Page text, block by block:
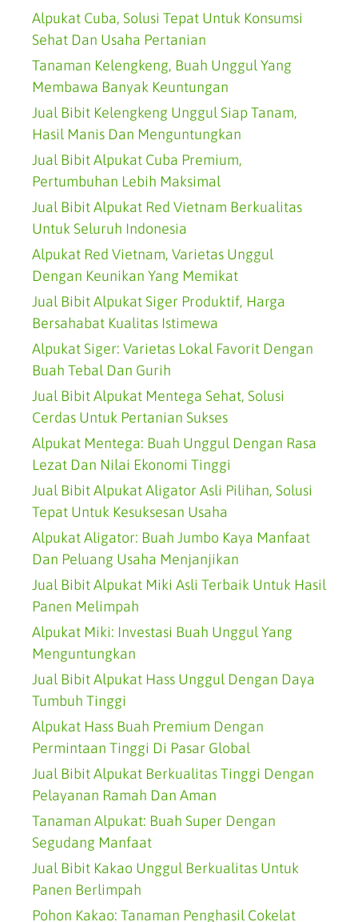
Alpukat Cuba, Solusi Tepat Untuk Konsumsi
Sehat Dan Usaha Pertanian
Tanaman Kelengkeng, Buah Unggul Yang
Membawa Banyak Keuntungan
Jual Bibit Kelengkeng Unggul Siap Tanam,
Hasil Manis Dan Menguntungkan
Jual Bibit Alpukat Cuba Premium,
Pertumbuhan Lebih Maksimal
Jual Bibit Alpukat Red Vietnam Berkualitas
Untuk Seluruh Indonesia
Alpukat Red Vietnam, Varietas Unggul
Dengan Keunikan Yang Memikat
Jual Bibit Alpukat Siger Produktif, Harga
Bersahabat Kualitas Istimewa
Alpukat Siger: Varietas Lokal Favorit Dengan
Buah Tebal Dan Gurih
Jual Bibit Alpukat Mentega Sehat, Solusi
Cerdas Untuk Pertanian Sukses
Alpukat Mentega: Buah Unggul Dengan Rasa
Lezat Dan Nilai Ekonomi Tinggi
Jual Bibit Alpukat Aligator Asli Pilihan, Solusi
Tepat Untuk Kesuksesan Usaha
Alpukat Aligator: Buah Jumbo Kaya Manfaat
Dan Peluang Usaha Menjanjikan
Jual Bibit Alpukat Miki Asli Terbaik Untuk Hasil
Panen Melimpah
Alpukat Miki: Investasi Buah Unggul Yang
Menguntungkan
Jual Bibit Alpukat Hass Unggul Dengan Daya
Tumbuh Tinggi
Alpukat Hass Buah Premium Dengan
Permintaan Tinggi Di Pasar Global
Jual Bibit Alpukat Berkualitas Tinggi Dengan
Pelayanan Ramah Dan Aman
Tanaman Alpukat: Buah Super Dengan
Segudang Manfaat
Jual Bibit Kakao Unggul Berkualitas Untuk
Panen Berlimpah
Pohon Kakao: Tanaman Penghasil Cokelat